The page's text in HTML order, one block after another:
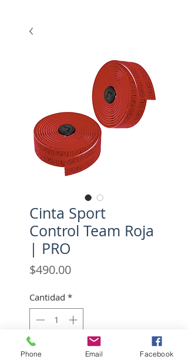
Cinta Sport
Control Team Roja
| PRO
$490.00Precio
Cantidad *
Agotado
Phone Email Facebook